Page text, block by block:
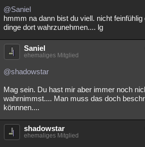
@Saniel
hmmm na dann bist du viell. nicht
dinge dort wahrzunehmen.... lg
Saniel
ehemaliges Mitglied
@shadowstar
Mag sein. Du hast mir aber immer noch
wahrnimmst.... Man muss das doch
könnnen....
shadowstar
ehemaliges Mitglied